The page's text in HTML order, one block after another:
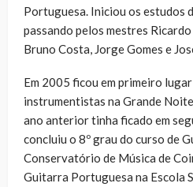
Portuguesa. Iniciou os estudos
passando pelos mestres
Bruno Costa, Jorge Gomes e
Em 2005 ficou em primeiro
instrumentistas na Grande
ano anterior tinha ficado em
concluiu o 8º grau do curso de
Conservatório de Música de
Guitarra Portuguesa na Escola